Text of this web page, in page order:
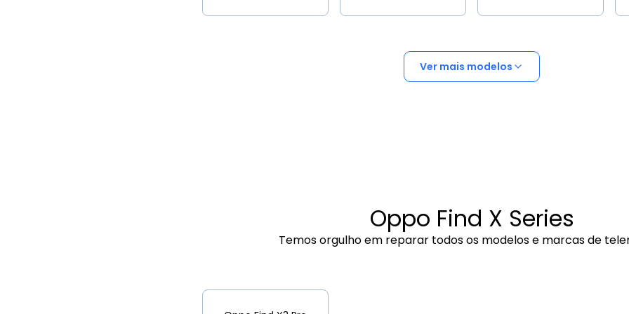
Ver mais modelos
Oppo Find X Series
Temos orgulho em reparar todos os modelos e marcas de